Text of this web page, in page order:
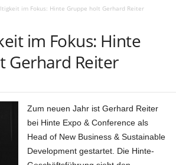
im Fokus: Hinte Gruppe holt Gerhard Reiter
im Fokus: Hinte
Gerhard Reiter
Zum neuen Jahr ist Gerhard Reiter
bei Hinte Expo & Conference als
Head of New Business & Sustainable
Development gestartet. Die Hinte-